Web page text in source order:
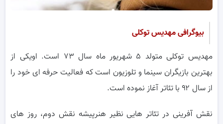
بیوگرافی مهدیس توکلی
مهدیس توکلی متولد ۵ شهریور ماه سال ۷۳ است. اویکی از
بهترین بازیگران سینما و تلوزیون است که فعالیت حرفه ای خود را
از سال ۹۲ با تئاتر آغاز نموده است.
نقش آفرینی در تئاتر هایی نظیر هنرپیشه نقش دوم، روز های